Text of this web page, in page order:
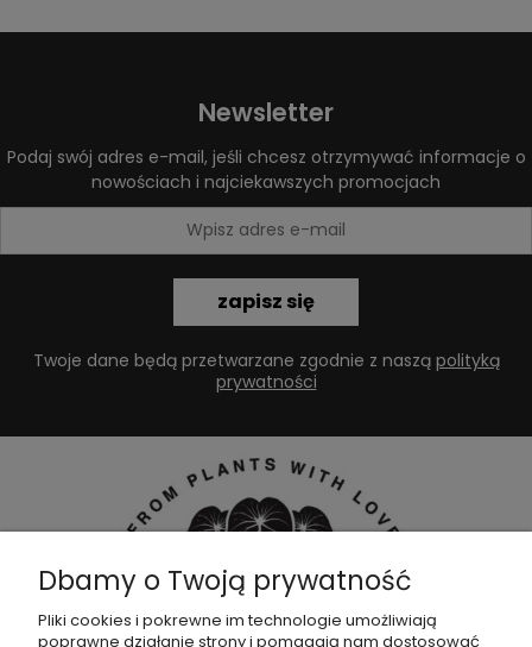
Newsletter
Podaj swój adres e-mail, jeśli chcesz otrzymywać informacje o
nowościach i najciekawszych promocjach
zapisz się
Twoje dane będą przetwarzane zgodnie z naszą polityką
prywatności
Dbamy o Twoją prywatność
Pliki cookies i pokrewne im technologie umożliwiają
poprawne działanie strony i pomagają nam dostosować